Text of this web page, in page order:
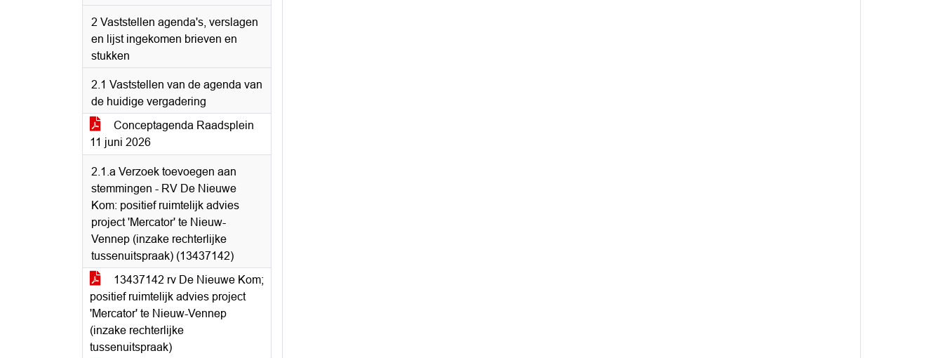
2 Vaststellen agenda's, verslagen
en lijst ingekomen brieven en
stukken
2.1 Vaststellen van de agenda van
de huidige vergadering
Conceptagenda Raadsplein
11 juni 2026
2.1.a Verzoek toevoegen aan
stemmingen - RV De Nieuwe
Kom: positief ruimtelijk advies
project 'Mercator' te Nieuw-
Vennep (inzake rechterlijke
tussenuitspraak) (13437142)
13437142 rv De Nieuwe Kom;
positief ruimtelijk advies project
'Mercator' te Nieuw-Vennep
(inzake rechterlijke
tussenuitspraak)